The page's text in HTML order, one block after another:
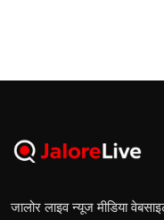
जालोर लाइव न्यूज मीडिया